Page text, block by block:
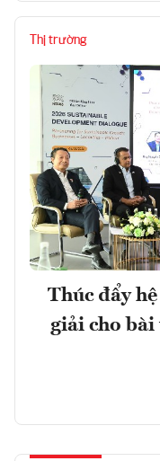
Thị trường
Thúc đẩy
giải cho